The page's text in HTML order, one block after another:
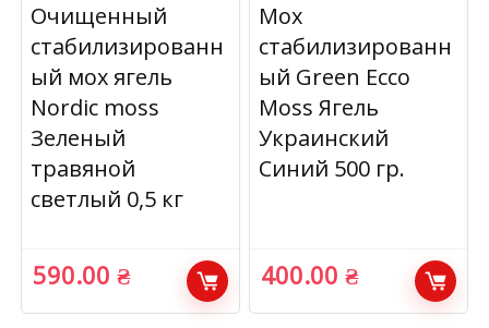
Очищенный
стабилизированн
ый мох ягель
Nordic moss
Зеленый
травяной
светлый 0,5 кг
590.00₴
Мох
стабилизированн
ый Green Ecco
Moss Ягель
Украинский
Синий 500 гр.
400.00₴